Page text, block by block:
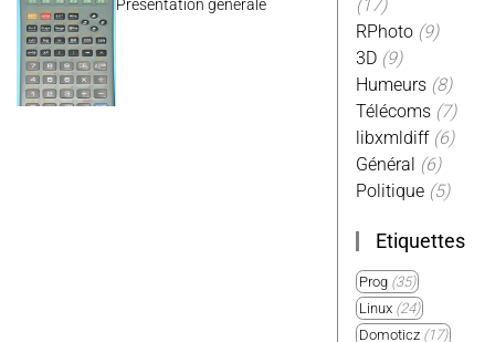
Présentation générale
(17)
RPhoto (9)
3D (9)
Humeurs (8)
Télécoms (7)
libxmldiff (6)
Général (6)
Politique (5)
Etiquettes
Prog (35)
Linux (24)
Domoticz (17)